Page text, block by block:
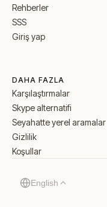
Rehberler
SSS
Giriş yap
DAHA FAZLA
Karşılaştırmalar
Skype alternatifi
Seyahatte yerel aramalar
Gizlilik
Koşullar
English